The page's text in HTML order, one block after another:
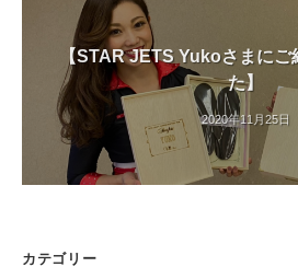
【STAR JETS Yukoさまに
た】
2020年11月25日
カテゴリー